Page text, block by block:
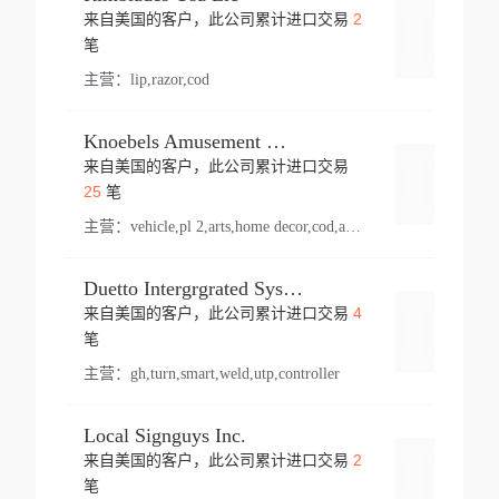
来自美国的客户，此公司累计进口交易 2
笔
主营： lip,razor,cod
Knoebels Amusement Resort
来自美国的客户，此公司累计进口交易
25笔
主营： vehicle,pl 2,arts,home decor,cod,amusement ride,sea
Duetto Intergrgrated Systems Inc.
来自美国的客户，此公司累计进口交易 4
笔
主营： gh,turn,smart,weld,utp,controller
Local Signguys Inc.
来自美国的客户，此公司累计进口交易 2
笔